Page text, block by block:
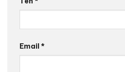
Email*